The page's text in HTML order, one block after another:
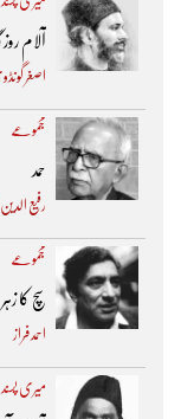
آلام
اصغر
مجموعے
حمد
رفیع الدین
مجموعے
سچ کا زہر
احمد فراز
میری پسند